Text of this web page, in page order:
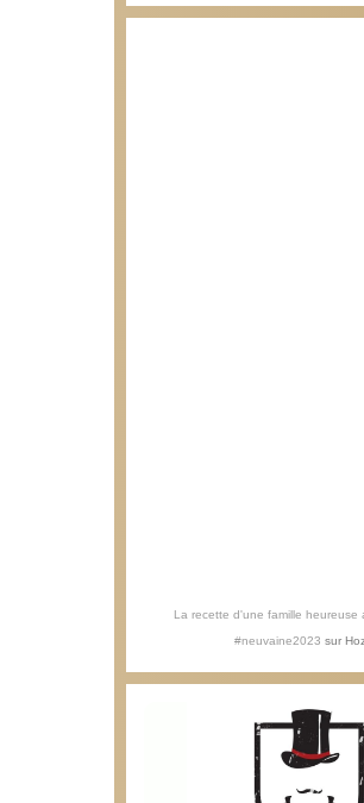
La recette d'une famille heureuse
#neuvaine2023 sur